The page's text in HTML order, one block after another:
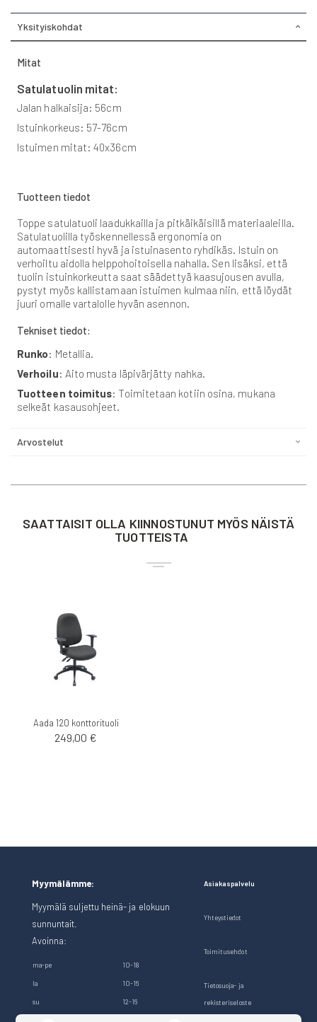
Yksityiskohdat
Mitat
Satulatuolin mitat:
Jalan halkaisija: 56cm
Istuinkorkeus: 57-76cm
Istuimen mitat: 40x36cm
Tuotteen tiedot
Toppe satulatuoli laadukkailla ja pitkäikäisillä materiaaleilla.
Satulatuolilla työskennellessä ergonomia on
automaattisesti hyvä ja istuinasento ryhdikäs. Istuin on
verhoiltu aidolla helppohoitoisella nahalla. Sen lisäksi, että
tuolin istuinkorkeutta saat säädettyä kaasujousen avulla,
pystyt myös kallistamaan istuimen kulmaa niin, että löydät
juuri omalle vartalolle hyvän asennon.
Tekniset tiedot:
Runko: Metallia.
Verhoilu: Aito musta läpivärjätty nahka.
Tuotteen toimitus: Toimitetaan kotiin osina, mukana
selkeät kasausohjeet.
Arvostelut
SAATTAISIT OLLA KIINNOSTUNUT MYÖS NÄISTÄ
TUOTTEISTA
Aada 120 konttorituoli
249,00 €
Myymälämme:
Myymälä suljettu heinä- ja elokuun
sunnuntait.
Avoinna:
ma-pe 10-18
la 10-16
su 12-16
Asiakaspalvelu
Yhteystiedot
Toimitusehdot
Tietosuoja- ja
rekisteriseloste